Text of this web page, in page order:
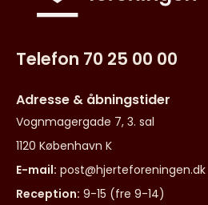
Telefon 70 25 00 00
Adresse & åbningstider
Vognmagergade 7, 3. sal
1120 København K
E-mail: post@hjerteforeningen.dk
Reception: 9-15 (fre 9-14)